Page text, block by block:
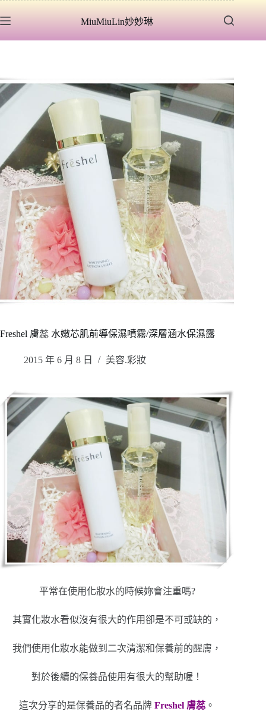
至
容
MiuMiuLin妙妙琳
Freshel 膚蕊 水嫩芯肌前導保濕噴霧/深層涵水保濕露
2015 年 6 月 8 日 美容.彩妝
平常在使用化妝水的時候妳會注重嗎?
其實化妝水看似沒有很大的作用卻是不可或缺的，
我們使用化妝水能做到二次清潔和保養前的醒膚，
對於後續的保養品使用有很大的幫助喔！
這次分享的是保養品的者名品牌Freshel 膚蕊 。